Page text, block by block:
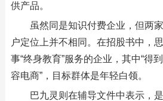
供产品。
虽然同是知识付费企业，但两
户定位上并不相同。在招股书中，
事“终身教育”服务的企业，其中“得
容电商”，目标群体是年轻白领。
巴九灵则在辅导文件中表示，